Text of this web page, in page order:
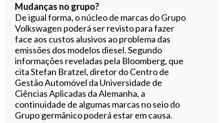
Mudanças no grupo?
De igual forma, o núcleo de marcas do Grupo
Volkswagen poderá ser revisto para fazer
face aos custos alusivos ao problema das
emissões dos modelos diesel. Segundo
informações reveladas pela Bloomberg, que
cita Stefan Bratzel, diretor do Centro de
Gestão Automóvel da Universidade de
Ciências Aplicadas da Alemanha, a
continuidade de algumas marcas no seio do
Grupo germânico poderá estar em causa.